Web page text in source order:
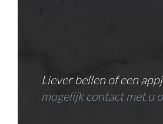
Liever bellen of een
mogelijk contact met u